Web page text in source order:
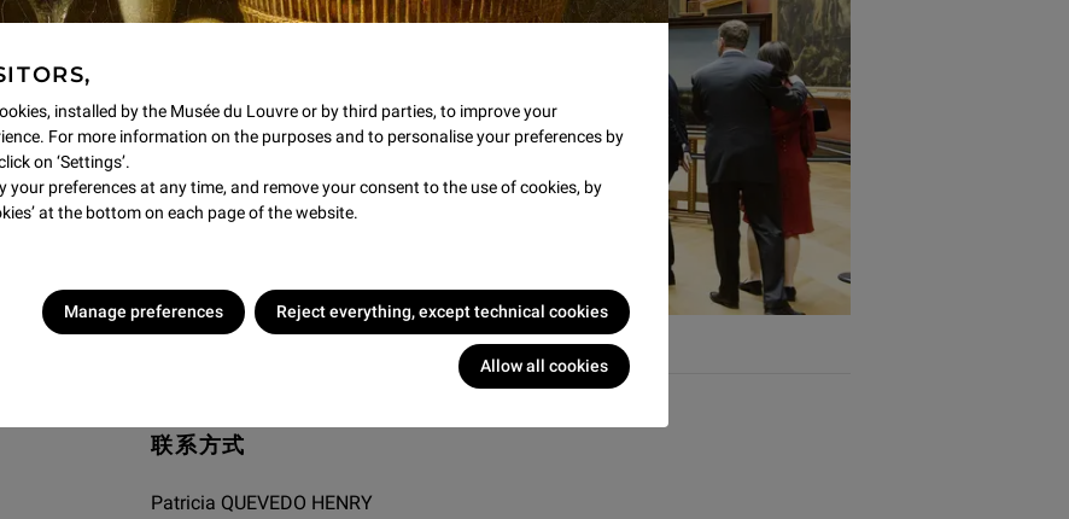
installed by the Musée du Louvre or by third parties, to improve your
For more information on the purposes and to personalise your preferences by
on ‘Settings’.
your preferences at any time, and remove your consent to the use of cookies, by
at the bottom on each page of the website.
Manage preferences Reject everything, except technical cookies
Allow all cookies
联系方式
Patricia QUEVEDO HENRY